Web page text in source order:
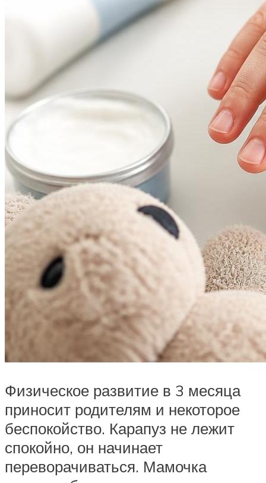
Физическое развитие в 3 месяца
приносит родителям и некоторое
беспокойство. Карапуз не лежит
спокойно, он начинает
переворачиваться. Мамочка